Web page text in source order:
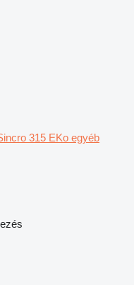
315 EKo egyéb